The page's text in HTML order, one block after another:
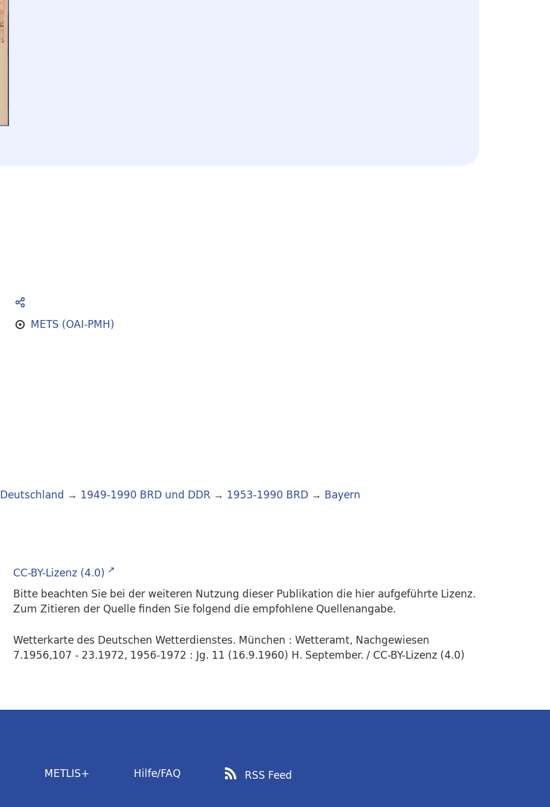
METS (OAI-PMH)
Deutschland → 1949-1990 BRD und DDR → 1953-1990 BRD → Bayern
CC-BY-Lizenz (4.0)
Bitte beachten Sie bei der weiteren Nutzung dieser Publikation die hier aufgeführte Lizenz.
Zum Zitieren der Quelle finden Sie folgend die empfohlene Quellenangabe.
Wetterkarte des Deutschen Wetterdienstes. München : Wetteramt, Nachgewiesen
7.1956,107 - 23.1972, 1956-1972 : Jg. 11 (16.9.1960) H. September. / CC-BY-Lizenz (4.0)
METLIS+ Hilfe/FAQ RSS Feed